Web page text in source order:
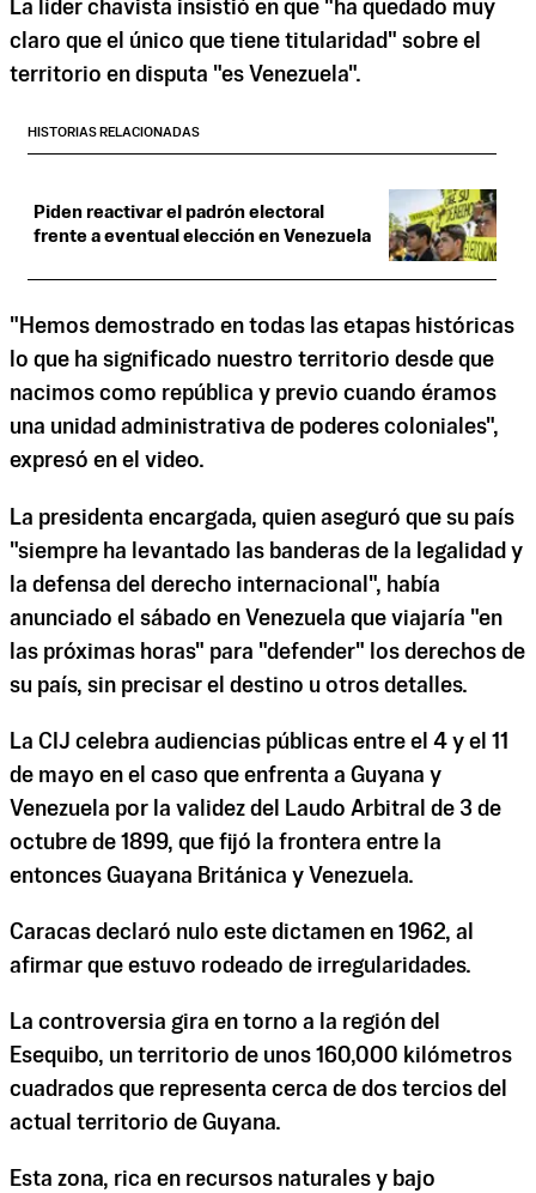
La líder chavista insistió en que "ha quedado muy
claro que el único que tiene titularidad" sobre el
territorio en disputa "es Venezuela".
HISTORIAS RELACIONADAS
Piden reactivar el padrón electoral
frente a eventual elección en Venezuela
"Hemos demostrado en todas las etapas históricas
lo que ha significado nuestro territorio desde que
nacimos como república y previo cuando éramos
una unidad administrativa de poderes coloniales",
expresó en el video.
La presidenta encargada, quien aseguró que su país
"siempre ha levantado las banderas de la legalidad y
la defensa del derecho internacional", había
anunciado el sábado en Venezuela que viajaría "en
las próximas horas" para "defender" los derechos de
su país, sin precisar el destino u otros detalles.
La CIJ celebra audiencias públicas entre el 4 y el 11
de mayo en el caso que enfrenta a Guyana y
Venezuela por la validez del Laudo Arbitral de 3 de
octubre de 1899, que fijó la frontera entre la
entonces Guayana Británica y Venezuela.
Caracas declaró nulo este dictamen en 1962, al
afirmar que estuvo rodeado de irregularidades.
La controversia gira en torno a la región del
Esequibo, un territorio de unos 160,000 kilómetros
cuadrados que representa cerca de dos tercios del
actual territorio de Guyana.
Esta zona, rica en recursos naturales y bajo